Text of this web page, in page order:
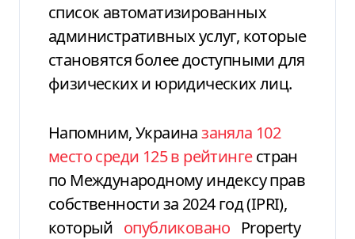
список автоматизированных
административных услуг, которые
становятся более доступными для
физических и юридических лиц.
Напомним, Украиназаняла 102
место среди 125 в рейтингестран
по Международному индексу прав
собственности за 2024 год (IPRI),
который опубликовано Property